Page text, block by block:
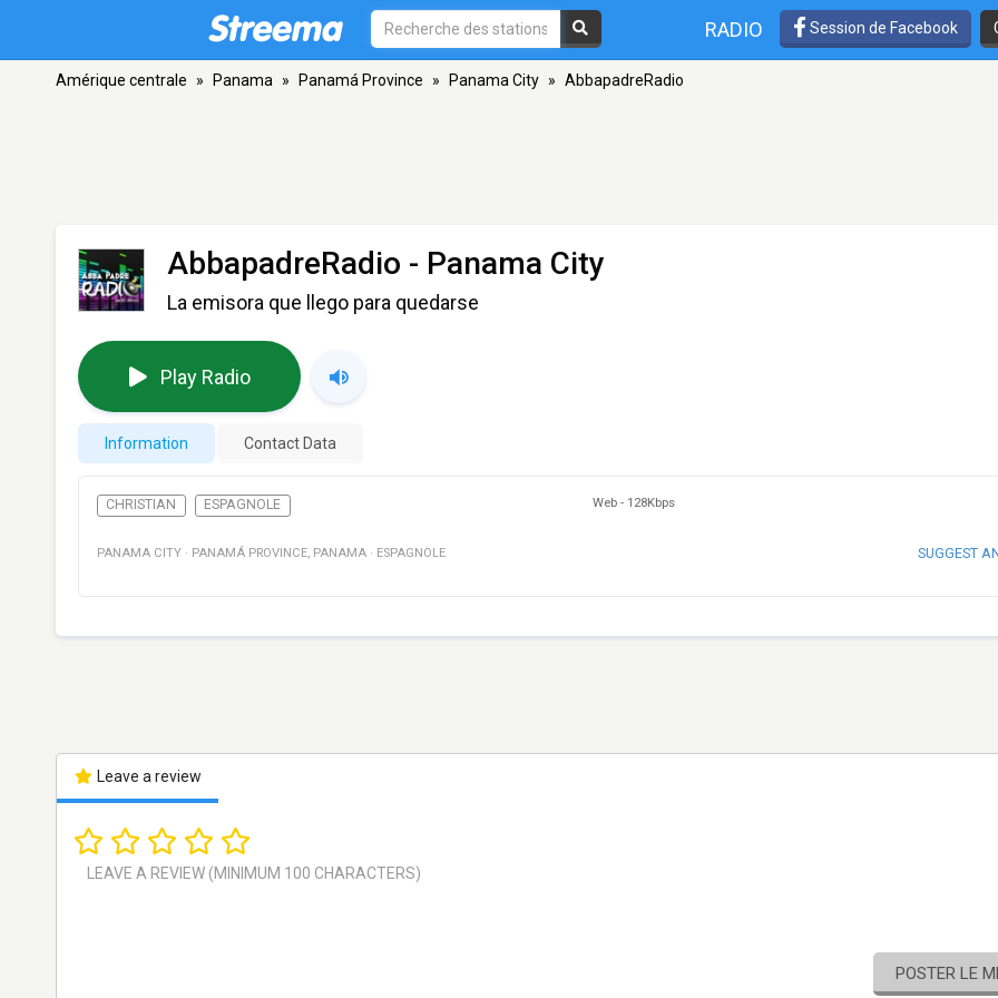
RADIO Session de Facebook
Amérique centrale » Panama » Panamá Province » Panama City » AbbapadreRadio
AbbapadreRadio - Panama City
La emisora que llego para quedarse
Play Radio
Information Contact Data
CHRISTIAN ESPAGNOLE Web - 128Kbps
PANAMA CITY · PANAMÁ PROVINCE, PANAMA · ESPAGNOLE SUGGEST
Leave a review
POSTER LE